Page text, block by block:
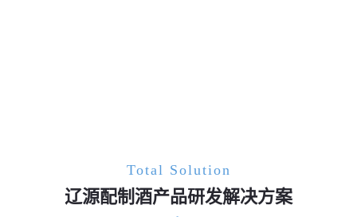
Total Solution
辽源配制酒产品研发解决方案